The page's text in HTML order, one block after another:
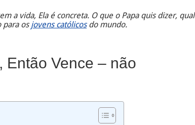
a vida, Ela é concreta. O que o Papa quis dizer, qual
para os jovens católicosdo mundo.
Então Vence – não